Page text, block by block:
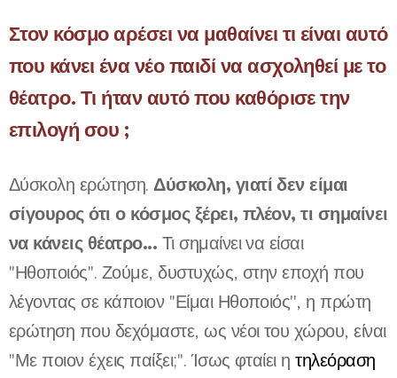
Στον κόσμο αρέσει να μαθαίνει τι είναι αυτό
που κάνει ένα νέο παιδί να ασχοληθεί με το
θέατρο. Τι ήταν αυτό που καθόρισε την
επιλογή σου ;
Δύσκολη ερώτηση.Δύσκολη, γιατί δεν είμαι
σίγουρος ότι ο κόσμος ξέρει, πλέον, τι σημαίνει
να κάνεις θέατρο... Τι σημαίνει να είσαι
''Ηθοποιός''. Ζούμε, δυστυχώς, στην εποχή που
λέγοντας σε κάποιον ''Είμαι Ηθοποιός'', η πρώτη
ερώτηση που δεχόμαστε, ως νέοι του χώρου, είναι
''Με ποιον έχεις παίξει;''. Ίσως φταίει ητηλεόραση